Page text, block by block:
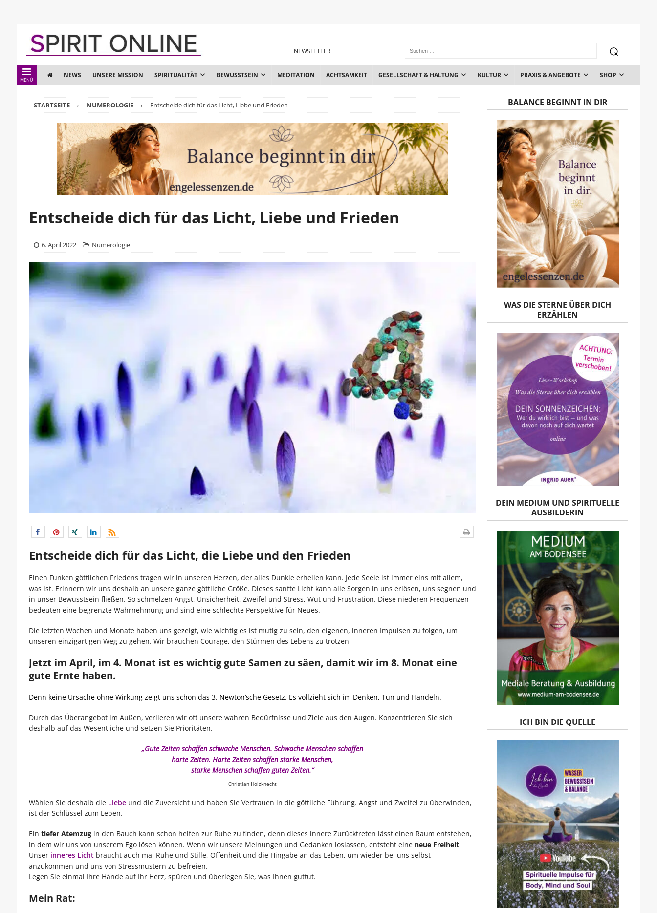
NEWSLETTER
MENÜ
NEWS UNSERE MISSION SPIRITUALITÄT BEWUSSTSEIN MEDITATION ACHTSAMKEIT GESELLSCHAFT & HALTUNG KULTUR PRAXIS & ANGEBOTE SHOP
STARTSEITE NUMEROLOGIE Entscheide dich für das Licht, Liebe und Frieden
Entscheide dich für das Licht, Liebe und Frieden
6. April 2022 Numerologie
Entscheide dich für das Licht, die Liebe und den Frieden
Einen Funken göttlichen Friedens tragen wir in unseren Herzen, der alles Dunkle erhellen kann. Jede Seele ist immer eins mit allem,
was ist. Erinnern wir uns deshalb an unsere ganze göttliche Größe. Dieses sanfte Licht kann alle Sorgen in uns erlösen, uns segnen und
in unser Bewusstsein fließen. So schmelzen Angst, Unsicherheit, Zweifel und Stress, Wut und Frustration. Diese niederen Frequenzen
bedeuten eine begrenzte Wahrnehmung und sind eine schlechte Perspektive für Neues.
Die letzten Wochen und Monate haben uns gezeigt, wie wichtig es ist mutig zu sein, den eigenen, inneren Impulsen zu folgen, um
unseren einzigartigen Weg zu gehen. Wir brauchen Courage, den Stürmen des Lebens zu trotzen.
Jetzt im April, im 4. Monat ist es wichtig gute Samen zu säen, damit wir im 8. Monat eine
gute Ernte haben.
Denn keine Ursache ohne Wirkung zeigt uns schon das 3. Newton‘sche Gesetz. Es vollzieht sich im Denken, Tun und Handeln.
Durch das Überangebot im Außen, verlieren wir oft unsere wahren Bedürfnisse und Ziele aus den Augen. Konzentrieren Sie sich
deshalb auf das Wesentliche und setzen Sie Prioritäten.
„Gute Zeiten schaffen schwache Menschen. Schwache Menschen schaffen
harte Zeiten. Harte Zeiten schaffen starke Menschen,
starke Menschen schaffen guten Zeiten.“
Christian Holzknecht
Wählen Sie deshalb die Liebeund die Zuversicht und haben Sie Vertrauen in die göttliche Führung. Angst und Zweifel zu überwinden,
ist der Schlüssel zum Leben.
Ein tiefer Atemzugin den Bauch kann schon helfen zur Ruhe zu finden, denn dieses innere Zurücktreten lässt einen Raum entstehen,
in dem wir uns von unserem Ego lösen können. Wenn wir unsere Meinungen und Gedanken loslassen, entsteht eine neue Freiheit.
Unser inneres Lichtbraucht auch mal Ruhe und Stille, Offenheit und die Hingabe an das Leben, um wieder bei uns selbst
anzukommen und uns von Stressmustern zu befreien.
Legen Sie einmal Ihre Hände auf Ihr Herz, spüren und überlegen Sie, was Ihnen guttut.
Mein Rat:
BALANCE BEGINNT IN DIR
WAS DIE STERNE ÜBER DICH
ERZÄHLEN
DEIN MEDIUM UND SPIRITUELLE
AUSBILDERIN
ICH BIN DIE QUELLE